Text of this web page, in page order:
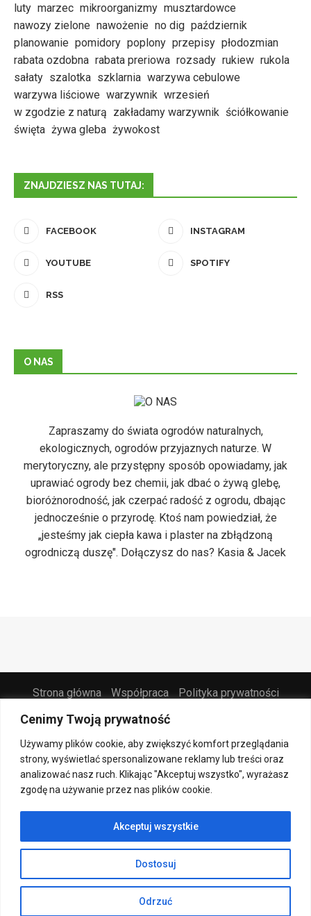
Cenimy Twoją prywatność
Używamy plików cookie, aby zwiększyć komfort przeglądania
strony, wyświetlać spersonalizowane reklamy lub treści oraz
analizować nasz ruch. Klikając "Akceptuj wszystko", wyrażasz
zgodę na używanie przez nas plików cookie.
Dostosuj
Odrzuć
Akceptuj wszystkie
luty marzec mikroorganizmy musztardowce
nawozy zielone nawożenie no dig październik
planowanie pomidory poplony przepisy płodozmian
rabata ozdobna rabata preriowa rozsady rukiew rukola
sałaty szalotka szklarnia warzywa cebulowe
warzywa liściowe warzywnik wrzesień
w zgodzie z naturą zakładamy warzywnik ściółkowanie
święta żywa gleba żywokost
ZNAJDZIESZ NAS TUTAJ:
FACEBOOK INSTAGRAM
YOUTUBE SPOTIFY
RSS
O NAS
Zapraszamy do świata ogrodów naturalnych,
ekologicznych, ogrodów przyjaznych naturze. W
merytoryczny, ale przystępny sposób opowiadamy, jak
uprawiać ogrody bez chemii, jak dbać o żywą glebę,
bioróżnorodność, jak czerpać radość z ogrodu, dbając
jednocześnie o przyrodę. Ktoś nam powiedział, że
„jesteśmy jak ciepła kawa i plaster na zbłądzoną
ogrodniczą duszę". Dołączysz do nas? Kasia & Jacek
Strona główna Współpraca
Polityka prywatności